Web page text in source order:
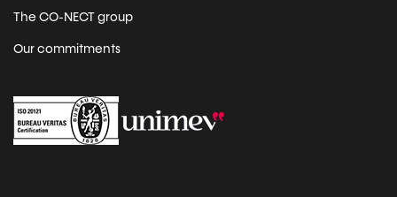
The CO-NECT group
Our commitments